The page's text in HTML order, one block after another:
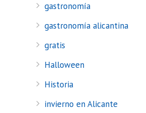
gastronomía
gastronomía alicantina
gratis
Halloween
Historia
invierno en Alicante